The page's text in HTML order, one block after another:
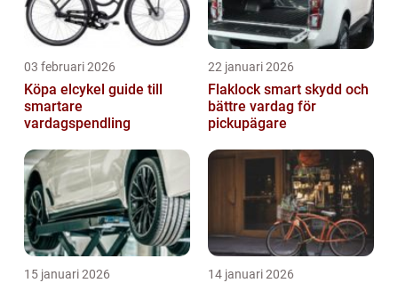
03 februari 2026
Köpa elcykel guide till
smartare
vardagspendling
22 januari 2026
Flaklock smart skydd och
bättre vardag för
pickupägare
15 januari 2026 14 januari 2026